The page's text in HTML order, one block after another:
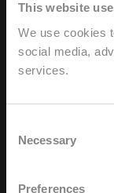
This website
We use cookies
social media,
services.
Selection
Necessary
Preferences